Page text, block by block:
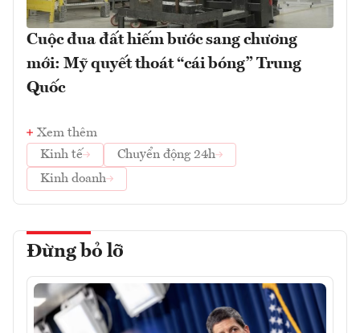
Cuộc đua đất hiếm bước sang chương
mới: Mỹ quyết thoát “cái bóng” Trung
Quốc
Xem thêm
Kinh tế
Chuyển động 24h
Kinh doanh
Đừng bỏ lỡ